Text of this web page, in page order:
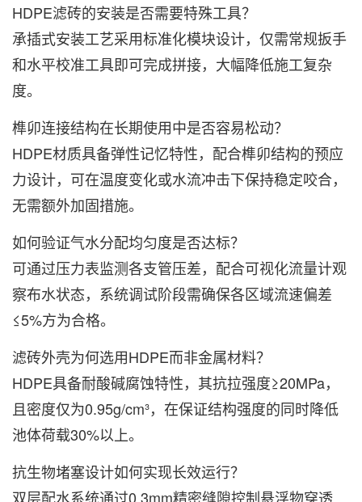
HDPE滤砖的安装是否需要特殊工具？
承插式安装工艺采用标准化模块设计，仅需常规扳手
和水平校准工具即可完成拼接，大幅降低施工复杂
度。
榫卯连接结构在长期使用中是否容易松动？
HDPE材质具备弹性记忆特性，配合榫卯结构的预应
力设计，可在温度变化或水流冲击下保持稳定咬合，
无需额外加固措施。
如何验证气水分配均匀度是否达标？
可通过压力表监测各支管压差，配合可视化流量计观
察布水状态，系统调试阶段需确保各区域流速偏差
≤5%方为合格。
滤砖外壳为何选用HDPE而非金属材料？
HDPE具备耐酸碱腐蚀特性，其抗拉强度≥20MPa，
且密度仅为0.95g/cm³，在保证结构强度的同时降低
池体荷载30%以上。
抗生物堵塞设计如何实现长效运行？
双层配水系统通过0.3mm精密缝隙控制悬浮物穿透